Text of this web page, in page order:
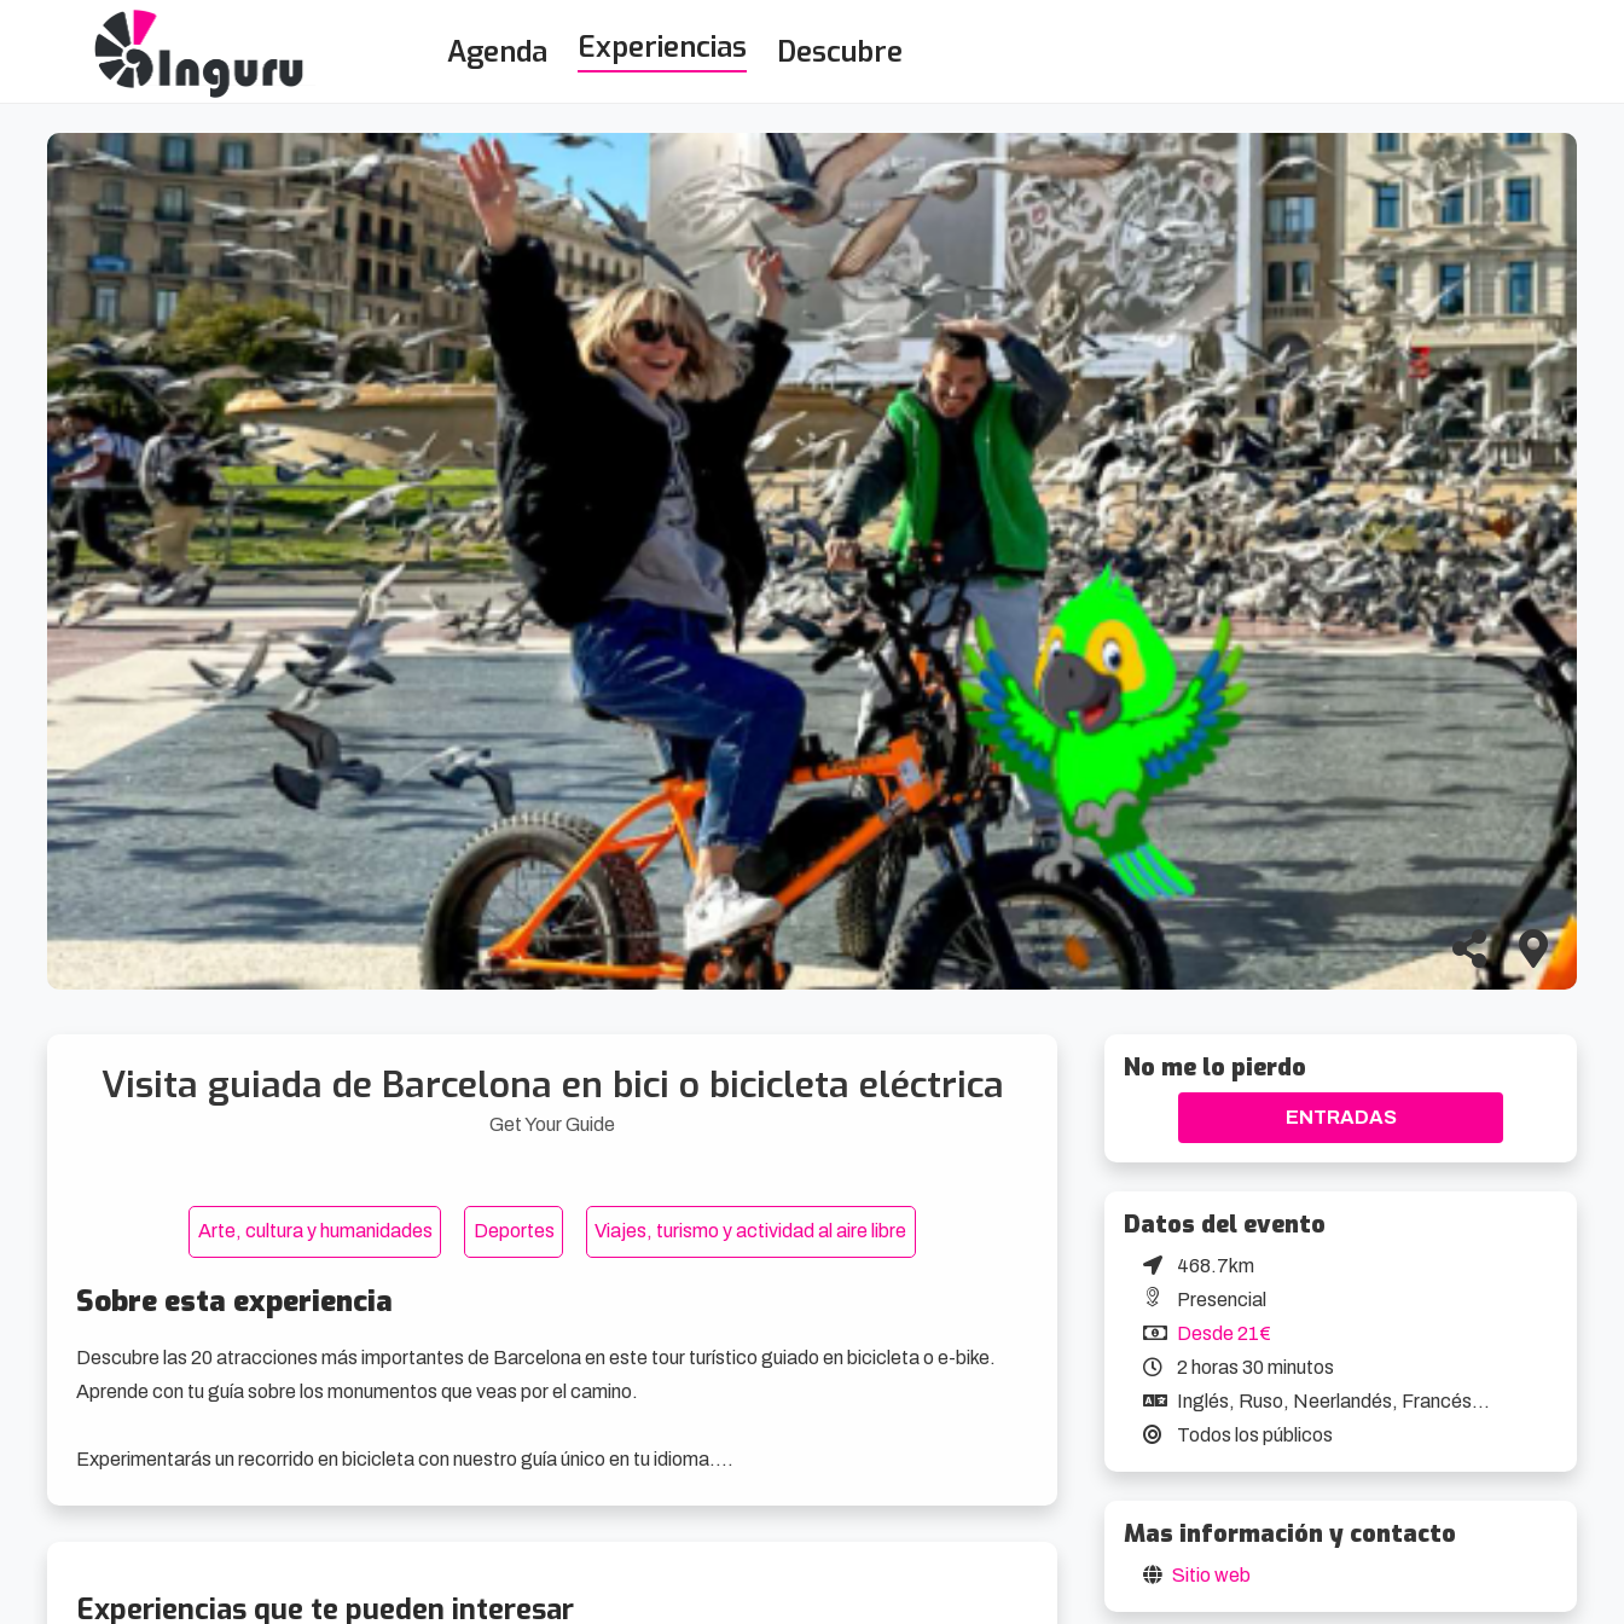
Agenda Experiencias Descubre
Visita guiada de Barcelona en bici o bicicleta eléctrica
Get Your Guide
Arte, cultura y humanidades Deportes Viajes, turismo y actividad al aire libre
Sobre esta experiencia
Descubre las 20 atracciones más importantes de Barcelona en este tour turístico guiado en bicicleta o e-bike.
Aprende con tu guía sobre los monumentos que veas por el camino.
Experimentarás un recorrido en bicicleta con nuestro guía único en tu idioma.
Verás palacios, catedrales, casas y parques del centro de Barcelona, 20 de los monumentos más bellos:
Experiencias que te pueden interesar
No me lo pierdo
ENTRADAS
Datos del evento
468.7km
Presencial
Desde 21€
2 horas 30 minutos
Inglés, Ruso, Neerlandés, Francés...
Todos los públicos
Mas información y contacto
Sitio web